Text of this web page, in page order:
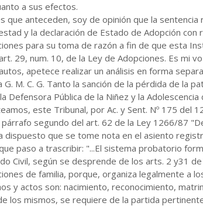
a sus efectos.
que anteceden, soy de opinión que la
y la declaración de Estado de Adopción con
para su toma de razón a fin de que esta
29, num. 10, de la Ley de Adopciones. Es mi
apetece realizar un análisis en forma
M. C. G. Tanto la sanción de la pérdida de la
Defensora Pública de la Niñez y la
este Tribunal, por Ac. y Sent. Nº 175 del
segundo del art. 62 de la Ley 1266/87
dispuesto que se tome nota en el asiento
paso a trascribir: "...El sistema probatorio
Civil, según se desprende de los arts. 2 y31
de familia, porque, organiza legalmente a
y actos son: nacimiento, reconocimiento,
los mismos, se requiere de la partida